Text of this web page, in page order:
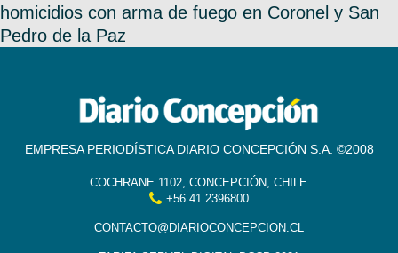
homicidios con arma de fuego en Coronel y San
Pedro de la Paz
EMPRESA PERIODÍSTICA DIARIO CONCEPCIÓN S.A. ©2008
COCHRANE 1102, CONCEPCIÓN, CHILE
+56 41 2396800
CONTACTO@DIARIOCONCEPCION.CL